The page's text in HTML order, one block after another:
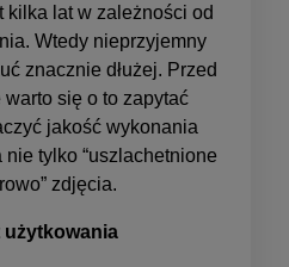
kilka lat w zależności od
Wtedy nieprzyjemny
znacznie dłużej. Przed
się o to zapytać
jakość wykonania
nie tylko “uszlachetnione
zdjęcia.
użytkowania